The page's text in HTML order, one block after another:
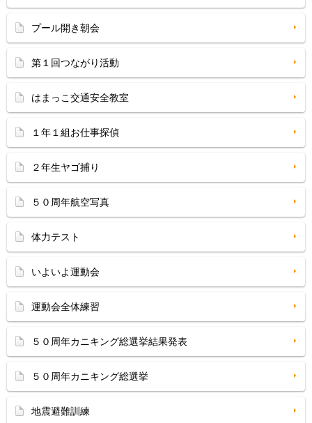
プール開き朝会
第１回つながり活動
はまっこ交通安全教室
１年１組お仕事探偵
２年生ヤゴ捕り
５０周年航空写真
体力テスト
いよいよ運動会
運動会全体練習
５０周年カニキング総選挙結果発表
５０周年カニキング総選挙
地震避難訓練